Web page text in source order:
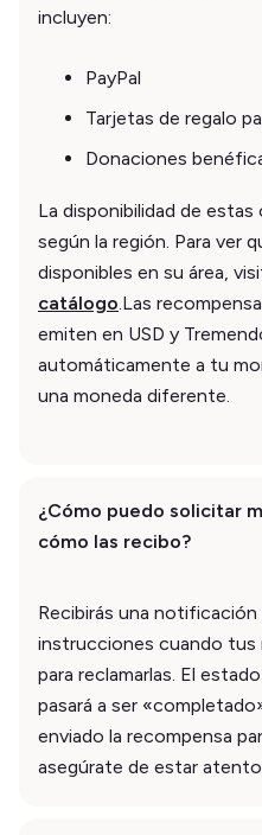
incluyen:
PayPal
Tarjetas de regalo
Donaciones
La disponibilidad de
según la región. Para ver
disponibles en su área,
catálogo.Las
emiten en USD y
automáticamente a tu
una moneda diferente.
¿Cómo puedo solicitar
cómo las recibo?
Recibirás una
instrucciones cuando tus
para reclamarlas. El
pasará a ser
enviado la recompensa
asegúrate de estar